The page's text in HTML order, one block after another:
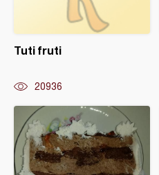
Tuti fruti
20936